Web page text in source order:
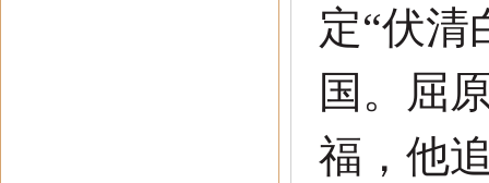
定“伏清
国。屈
福，他